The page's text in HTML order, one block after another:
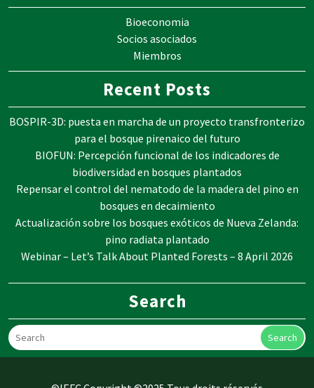
Bioeconomia
Socios asociados
Miembros
Recent Posts
BOSPIR-3D: puesta en marcha de un proyecto transfronterizo
para el bosque pirenaico del futuro
BIOFUN: Percepción funcional de los indicadores de
biodiversidad en bosques plantados
Repensar el control del nematodo de la madera del pino en
bosques en decaimiento
Actualización sobre los bosques exóticos de Nueva Zelanda:
pino radiata plantado
Webinar – Let’s Talk About Planted Forests – 8 April 2026
Search
Search